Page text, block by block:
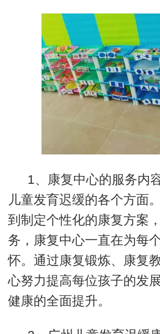
1、康复中心的服务内
儿童发育迟缓的各个方面
到制定个性化的康复方案
务，康复中心一直在为每
怀。通过康复锻炼、康复
心努力提高每位孩子的发
健康的全面提升。